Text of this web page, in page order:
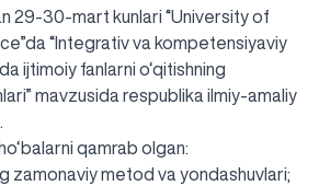
29-30-mart kunlari “University of
“Integrativ va kompetensiyaviy
ijtimoiy fanlarni o‘qitishning
mavzusida respublika ilmiy-amaliy
qamrab olgan:
zamonaviy metod va yondashuvlari;